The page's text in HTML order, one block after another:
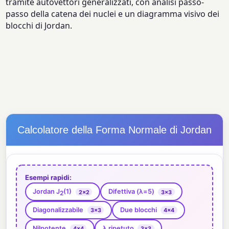
passo della catena dei nuclei e un diagramma visivo dei
blocchi di Jordan.
Calcolatore della Forma Normale di Jordan
Esempi rapidi:
Jordan J2(1) 2×2 Difettiva (λ=5) 3×3
Diagonalizzabile 3×3 Due blocchi 4×4